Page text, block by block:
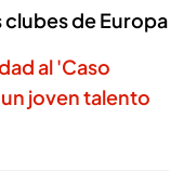
clubes de Europa
al 'Caso
joven talento